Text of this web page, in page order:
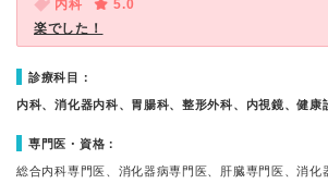
内科
5.0
楽でした！
診療科目：
内科、消化器内科、胃腸科、整形外科、内視鏡、健康
専門医・資格：
総合内科専門医、消化器病専門医、肝臓専門医、消化